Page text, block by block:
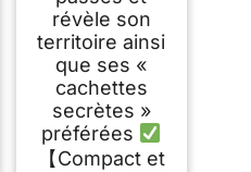
révèle son
territoire ainsi
que ses «
cachettes
secrètes »
préférées
【Compact et